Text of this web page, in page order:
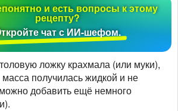
и есть вопросы к этому
рецепту?
чат с ИИ-шефом.
ложку крахмала (или муки),
получилась жидкой и не
добавить ещё немного